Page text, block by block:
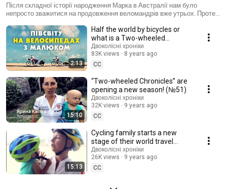
Двоколісні хроніки 2017
Після складної історії народження Марка в Австралії нам було
непросто зважитися на продовження веломандрів вже утрьох. Проте
подорож по Південно-Східній Азії в новому для нас сімейному
форматі. "Тато, мама і дитя мандрівне ведуть життя!"
2:13
Half the world by bicycles or
what is a Two-wheeled
Chronicles
Двоколісні хроніки
83K views
8 years ago
CC
15:10
“Two-wheeled Chronicles” are
opening a new season! (№51)
Двоколісні хроніки
32K views
9 years ago
CC
15:13
Cycling family starts a new
stage of their world travel
(№52)
Двоколісні хроніки
26K views
9 years ago
CC